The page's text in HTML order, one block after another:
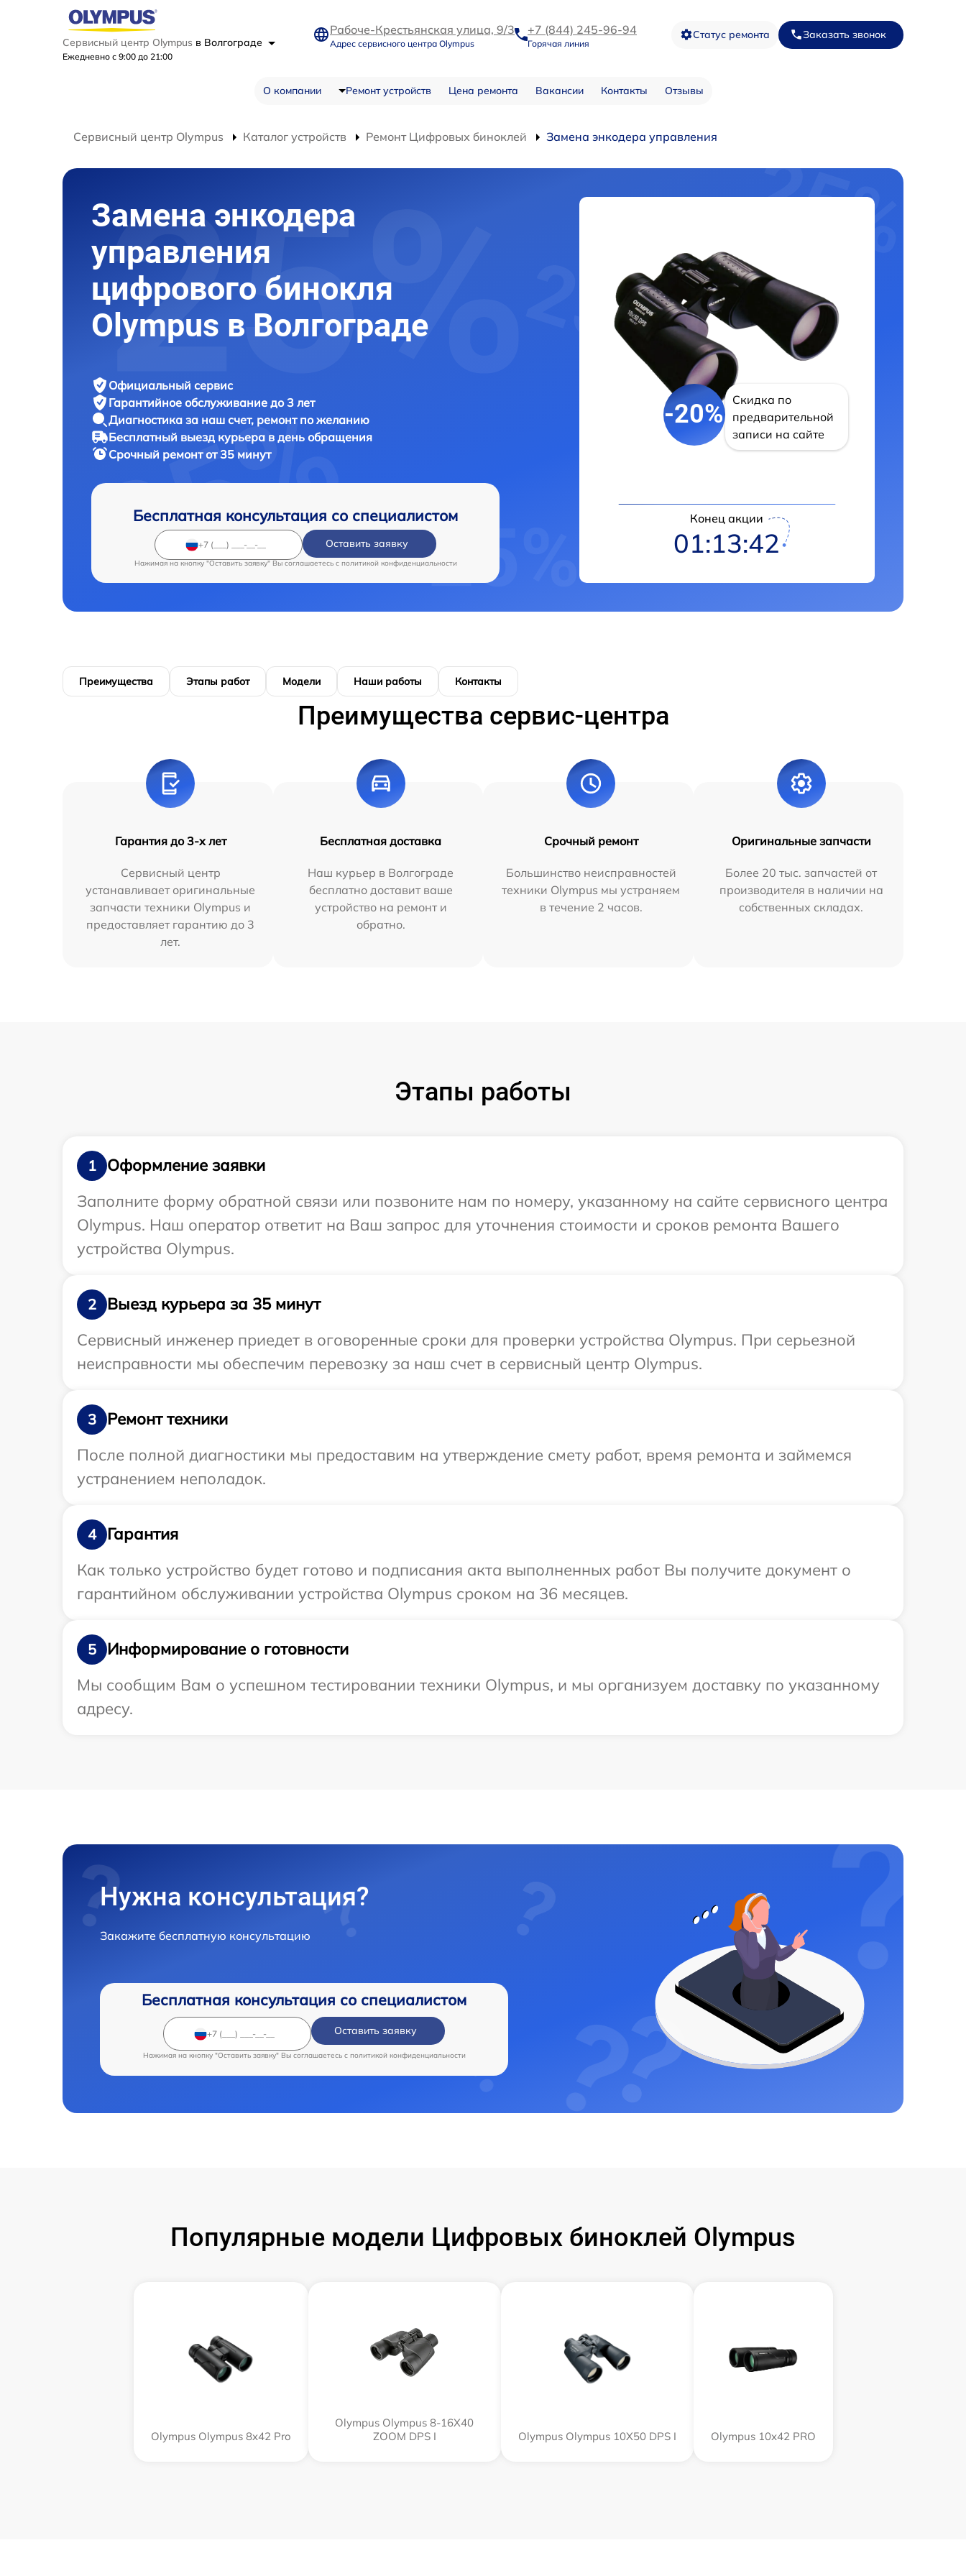
Сервисный центр Olympus в Волгограде
Ежедневно с 9:00 до 21:00
Рабоче-Крестьянская улица, 9/3
Адрес сервисного центра Olympus
+7 (844) 245-96-94
Горячая линия
Статус ремонта Заказать звонок
О компании Ремонт устройств Цена ремонта Вакансии Контакты Отзывы
Сервисный центр Olympus Каталог устройств Ремонт Цифровых биноклей Замена энкодера управления
Замена энкодера
управления
цифрового бинокля
Olympus в Волгограде
Официальный сервис
Гарантийное обслуживание до 3 лет
Диагностика за наш счет, ремонт по желанию
Бесплатный выезд курьера в день обращения
Срочный ремонтот 35 минут
Бесплатная консультация со специалистом
Оставить заявку
Нажимая на кнопку "Оставить заявку" Вы соглашаетесь c политикой конфиденциальности
-20%
Скидка по
предварительной
записи на сайте
Конец акции
01:13:41
Преимущества Этапы работ Модели Наши работы Контакты
Преимущества сервис-центра
Гарантия до 3-х лет
Сервисный центр
устанавливает оригинальные
запчасти техники Olympus и
предоставляет гарантию до 3
лет.
Бесплатная доставка
Наш курьер в Волгограде
бесплатно доставит ваше
устройство на ремонт и
обратно.
Срочный ремонт
Большинство неисправностей
техники Olympus мы устраняем
в течение 2 часов.
Оригинальные запчасти
Более 20 тыс. запчастей от
производителя в наличии на
собственных складах.
Этапы работы
1
Оформление заявки
Заполните форму обратной связи или позвоните нам по номеру, указанному на сайте сервисного центра
Olympus. Наш оператор ответит на Ваш запрос для уточнения стоимости и сроков ремонта Вашего
устройства Olympus.
2
Выезд курьера за 35 минут
Сервисный инженер приедет в оговоренные сроки для проверки устройства Olympus. При серьезной
неисправности мы обеспечим перевозку за наш счет в сервисный центр Olympus.
3
Ремонт техники
После полной диагностики мы предоставим на утверждение смету работ, время ремонта и займемся
устранением неполадок.
4
Гарантия
Как только устройство будет готово и подписания акта выполненных работ Вы получите документ о
гарантийном обслуживании устройства Olympus сроком на 36 месяцев.
5
Информирование о готовности
Мы сообщим Вам о успешном тестировании техники Olympus, и мы организуем доставку по указанному
адресу.
Нужна консультация?
Закажите бесплатную консультацию
Бесплатная консультация со специалистом
Оставить заявку
Нажимая на кнопку "Оставить заявку" Вы соглашаетесь c политикой конфиденциальности
Популярные модели Цифровых биноклей Olympus
Olympus Olympus 8x42 Pro
Olympus Olympus 8-16X40
ZOOM DPS I
Olympus Olympus 10X50 DPS I Olympus 10x42 PRO